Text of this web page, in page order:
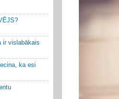
ir vislabākais
ka esi